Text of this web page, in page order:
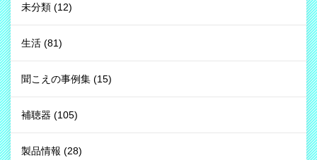
未分類 (12)
生活 (81)
聞こえの事例集 (15)
補聴器 (105)
製品情報 (28)